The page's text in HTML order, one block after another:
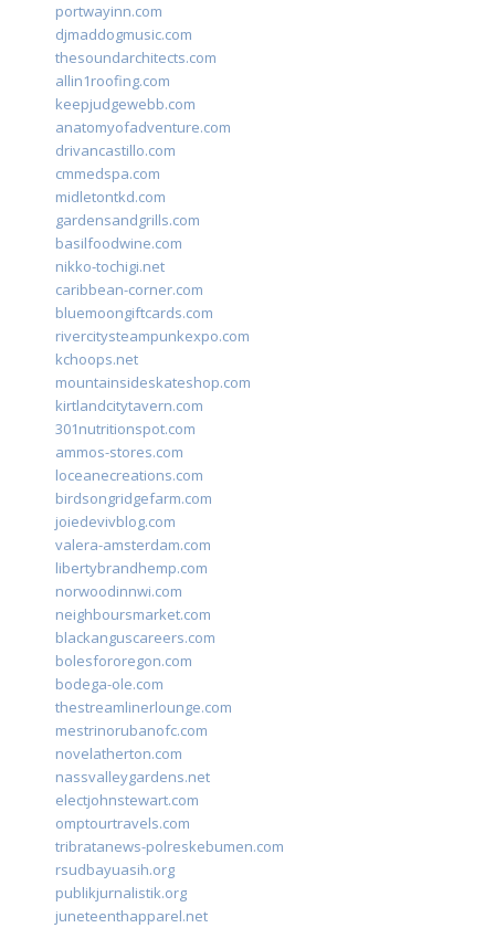
portwayinn.com
djmaddogmusic.com
thesoundarchitects.com
allin1roofing.com
keepjudgewebb.com
anatomyofadventure.com
drivancastillo.com
cmmedspa.com
midletontkd.com
gardensandgrills.com
basilfoodwine.com
nikko-tochigi.net
caribbean-corner.com
bluemoongiftcards.com
rivercitysteampunkexpo.com
kchoops.net
mountainsideskateshop.com
kirtlandcitytavern.com
301nutritionspot.com
ammos-stores.com
loceanecreations.com
birdsongridgefarm.com
joiedevivblog.com
valera-amsterdam.com
libertybrandhemp.com
norwoodinnwi.com
neighboursmarket.com
blackanguscareers.com
bolesfororegon.com
bodega-ole.com
thestreamlinerlounge.com
mestrinorubanofc.com
novelatherton.com
nassvalleygardens.net
electjohnstewart.com
omptourtravels.com
tribratanews-polreskebumen.com
rsudbayuasih.org
publikjurnalistik.org
juneteenthapparel.net